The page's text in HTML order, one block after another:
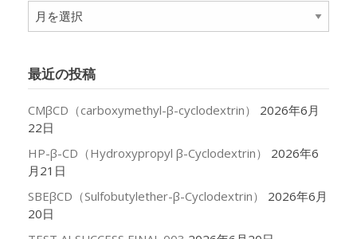
ア
ー
ブ
最近の投稿
CMβCD（carboxymethyl-β-cyclodextrin）
2026年6月
22日
HP-β-CD（Hydroxypropyl β-Cyclodextrin）
2026年6
月21日
SBEβCD（Sulfobutylether-β-Cyclodextrin）
2026年6月
20日